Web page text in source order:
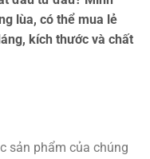
lùa, có thể mua lẻ
kích thước và chất
sản phẩm của chúng